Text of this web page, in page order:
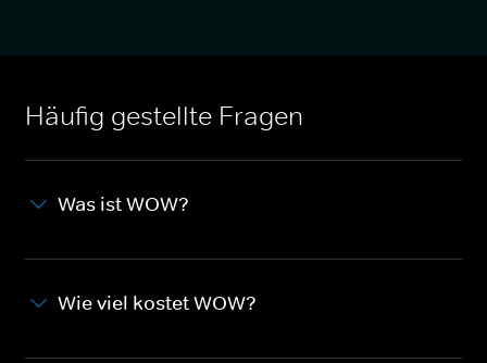
Häufig gestellte Fragen
Was ist WOW?
Wie viel kostet WOW?